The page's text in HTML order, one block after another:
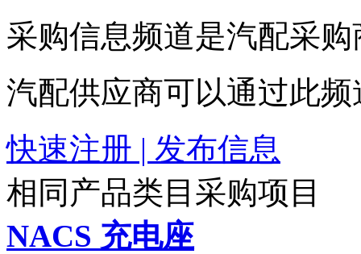
采购信息频道是汽配采
汽配供应商可以通过此
快速注册 | 发布信息
相同产品类目采购项目
NACS 充电座